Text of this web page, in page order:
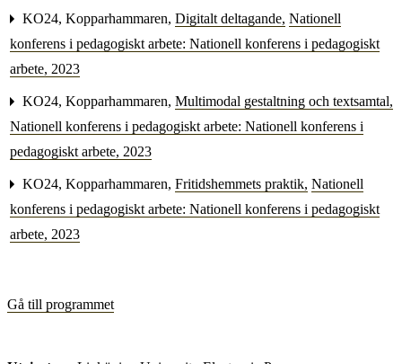
KO24, Kopparhammaren, Digitalt deltagande, Nationell
konferens i pedagogiskt arbete: Nationell konferens i pedagogiskt
arbete, 2023
KO24, Kopparhammaren, Multimodal gestaltning och textsamtal,
Nationell konferens i pedagogiskt arbete: Nationell konferens i
pedagogiskt arbete, 2023
KO24, Kopparhammaren, Fritidshemmets praktik, Nationell
konferens i pedagogiskt arbete: Nationell konferens i pedagogiskt
arbete, 2023
Gå till programmet